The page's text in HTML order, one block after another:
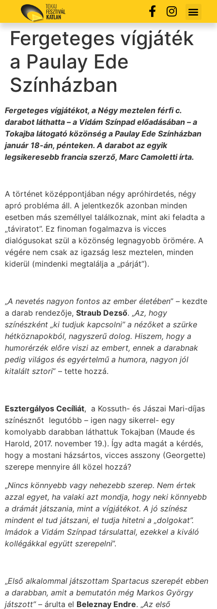
Fergeteges vígjáték
a Paulay Ede
Színházban
Fergeteges vígjátékot, a Négy meztelen férfi c.
darabot láthatta – a Vidám Színpad előadásában – a
Tokajba látogató közönség a Paulay Ede Színházban
január 18-án, pénteken. A darabot az egyik
legsikeresebb francia szerző, Marc Camoletti írta.
A történet középpontjában négy apróhirdetés, négy
apró probléma áll. A jelentkezők azonban minden
esetben más személlyel találkoznak, mint aki feladta a
„táviratot”. Ez finoman fogalmazva is vicces
dialógusokat szül a közönség legnagyobb örömére. A
végére nem csak az igazság lesz meztelen, minden
kiderül (mindenki megtalálja a „párját”).
„A nevetés nagyon fontos az ember életében” – kezdte
a darab rendezője, Straub Dezső. „Az, hogy
színészként „ki tudjuk kapcsolni” a nézőket a szürke
hétköznapokból, nagyszerű dolog. Hiszem, hogy a
humorérzék előre viszi az embert, ennek a darabnak
pedig világos és egyértelmű a humora, nagyon jól
kitalált sztori” – tette hozzá.
Esztergályos Cecíliát, a Kossuth- és Jászai Mari-díjas
színésznőt legutóbb – igen nagy sikerrel- egy
komolyabb darabban láthattuk Tokajban (Maude és
Harold, 2017. november 19.). Így adta magát a kérdés,
hogy a mostani házsártos, vicces asszony (Georgette)
szerepe mennyire áll közel hozzá?
„Nincs könnyebb vagy nehezebb szerep. Nem értek
azzal egyet, ha valaki azt mondja, hogy neki könnyebb
a drámát játszania, mint a vígjátékot. A jó színész
mindent el tud játszani, el tudja hitetni a „dolgokat”.
Imádok a Vidám Színpad társulattal, ezekkel a kiváló
kollégákkal együtt szerepelni”.
„Első alkalommal játszottam Spartacus szerepét ebben
a darabban, amit a bemutatón még Markos György
játszott”– árulta el Beleznay Endre. „Az első